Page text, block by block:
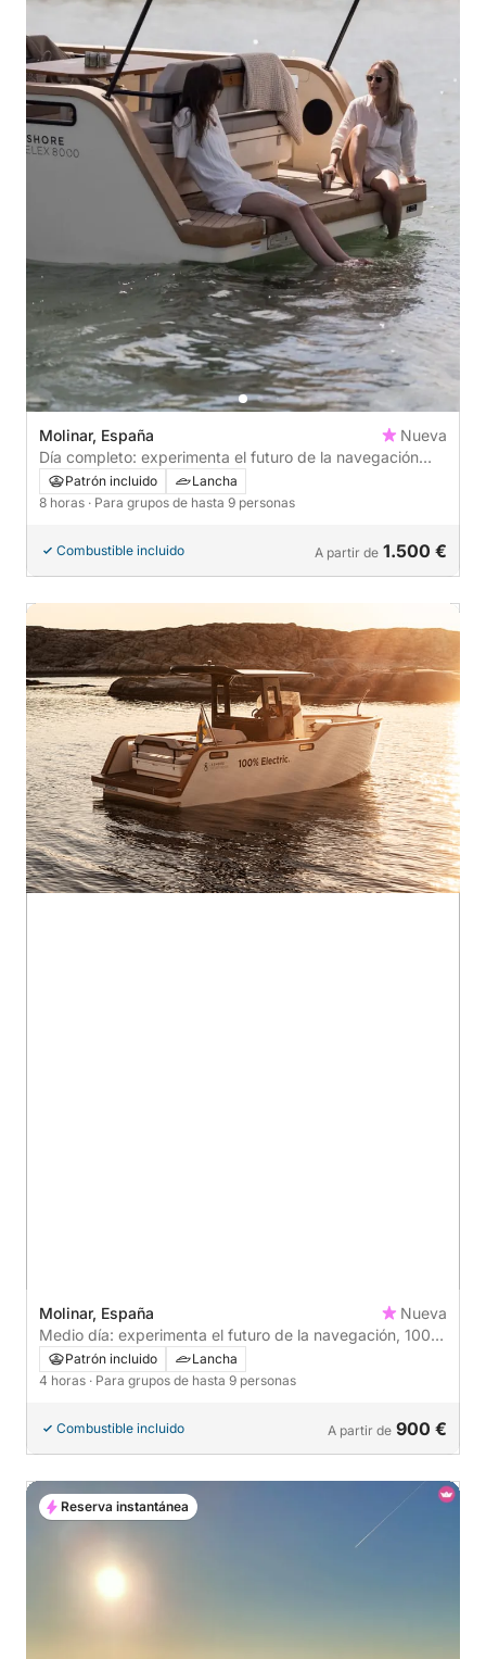
Molinar, España
Nueva
Día completo: experimenta el futuro de la navegación
100% eléctrica, X Shore Eelex.
Patrón incluido
Lancha
8 horas · Para grupos de hasta 9 personas
Combustible incluido A partir de 1.500 €
Molinar, España
Nueva
Medio día: experimenta el futuro de la navegación, 100%
eléctrica, X Shore Eelex.
Patrón incluido
Lancha
4 horas · Para grupos de hasta 9 personas
Combustible incluido A partir de 900 €
Reserva instantánea